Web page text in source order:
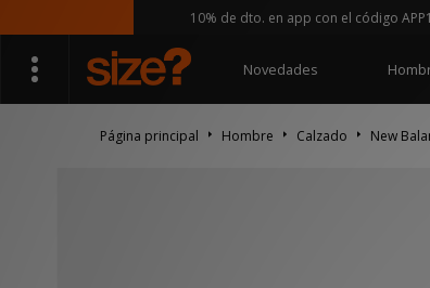
10% de dto. en app con el código APP10
Novedades
Página principal Hombre Calzado New